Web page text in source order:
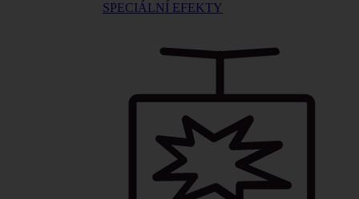
SPECIÁLNÍ EFEKTY